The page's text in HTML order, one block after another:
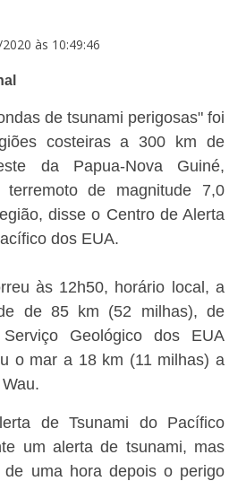
às 10:49:46
de tsunami perigosas" foi
costeiras a 300 km de
da Papua-Nova Guiné,
de magnitude 7,0
disse o Centro de Alerta
dos EUA.
às 12h50, horário local, a
de 85 km (52 milhas), de
Geológico dos EUA
o mar a 18 km (11 milhas) a
de Tsunami do Pacífico
um alerta de tsunami, mas
uma hora depois o perigo